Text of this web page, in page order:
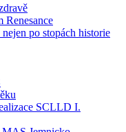
Renesance
po stopách historie
SCLLD I.